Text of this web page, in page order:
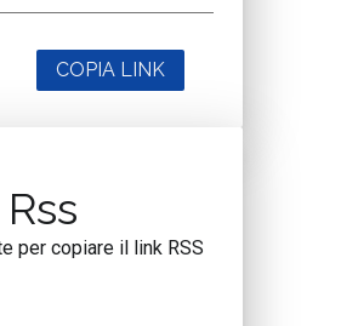
COPIA LINK
per copiare il link RSS